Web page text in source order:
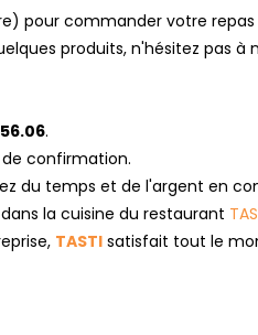
pour commander votre repas
produits, n'hésitez pas à
.
confirmation.
du temps et de l'argent en
la cuisine du restaurant
TASTI satisfait tout le